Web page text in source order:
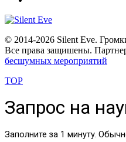
© 2014-2026 Silent Eve.
Все права защишены.
бесшумных мероприятий
TOP